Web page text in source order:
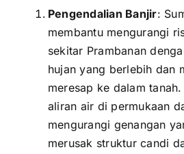
Pengendalian Banjir:
membantu mengurangi
sekitar Prambanan
hujan yang berlebih dan
meresap ke dalam
aliran air di permukaan
mengurangi genangan
merusak struktur candi